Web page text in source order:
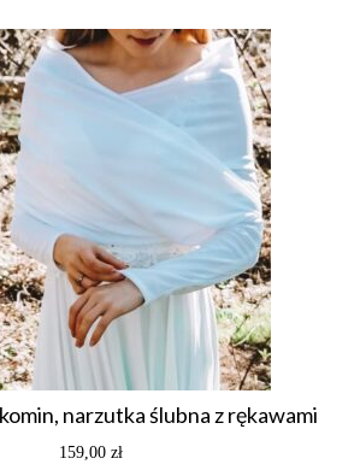
narzutka ślubna z rękawami
159,00 zł